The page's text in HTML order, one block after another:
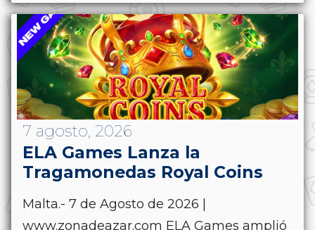
7 agosto, 2026
ELA Games Lanza la
Tragamonedas Royal Coins
Malta.- 7 de Agosto de 2026 |
www.zonadeazar.com ELA Games amplió